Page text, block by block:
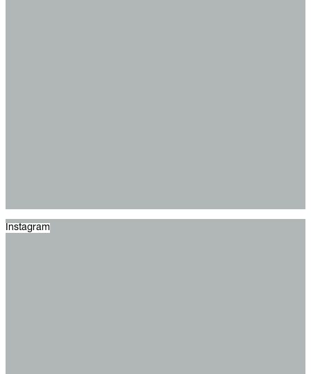
Instagram